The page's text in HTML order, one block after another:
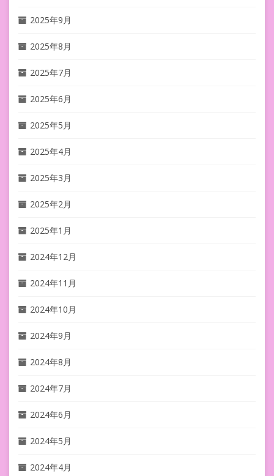
2025年9月
2025年8月
2025年7月
2025年6月
2025年5月
2025年4月
2025年3月
2025年2月
2025年1月
2024年12月
2024年11月
2024年10月
2024年9月
2024年8月
2024年7月
2024年6月
2024年5月
2024年4月